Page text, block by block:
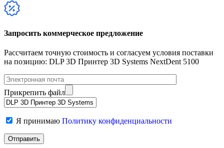
Запросить коммерческое предложение
Рассчитаем точную стоимость и согласуем условия поставки
на позицию: DLP 3D Принтер 3D Systems NextDent 5100
Прикрепить файл
Я принимаю Политику конфиденциальности